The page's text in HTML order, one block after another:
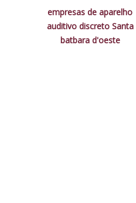
empresas de aparelho
auditivo discreto Santa
batbara d'oeste